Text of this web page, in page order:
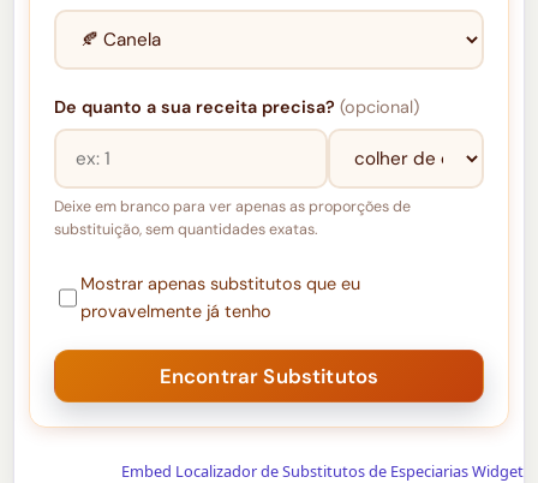
De quanto a sua receita precisa?(opcional)
Deixe em branco para ver apenas as proporções de
substituição, sem quantidades exatas.
Mostrar apenas substitutos que eu
provavelmente já tenho
Embed Localizador de Substitutos de Especiarias Widget